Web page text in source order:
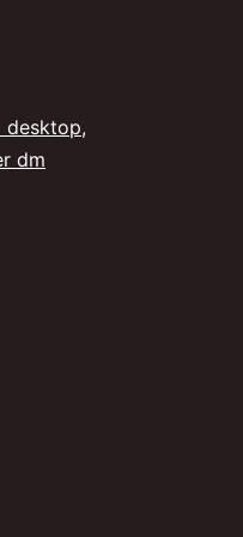
desktop,
dm